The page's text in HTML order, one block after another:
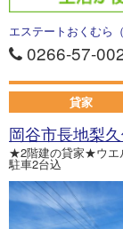
エステートおくむら（
0266-57-
貸家
岡谷市長地梨
★2階建の貸家★ウエ
駐車2台込